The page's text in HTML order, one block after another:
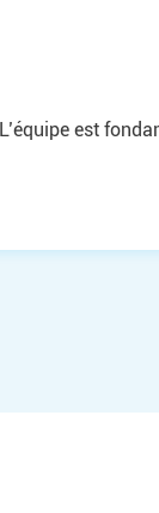
convivialité est
est importante